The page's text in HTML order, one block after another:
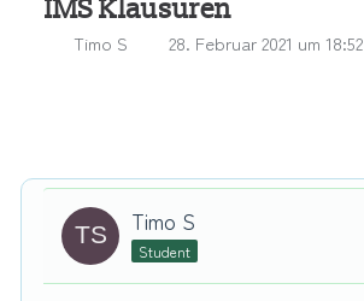
IMS Klausuren
Timo S 28. Februar 2021 um 18:52
Timo S
Student